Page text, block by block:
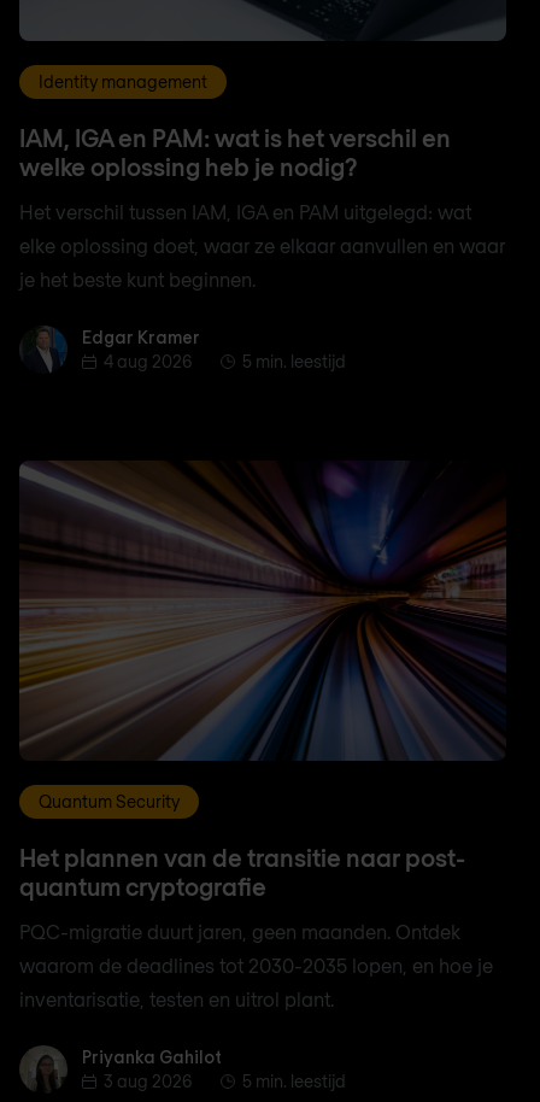
Identity management
IAM, IGA en PAM: wat is het verschil en
welke oplossing heb je nodig?
Het verschil tussen IAM, IGA en PAM uitgelegd: wat
elke oplossing doet, waar ze elkaar aanvullen en waar
je het beste kunt beginnen.
Edgar KramerEdgar Kramer
4 aug 2026
5 min. leestijd
Quantum Security
Het plannen van de transitie naar post-
quantum cryptografie
PQC-migratie duurt jaren, geen maanden. Ontdek
waarom de deadlines tot 2030-2035 lopen, en hoe je
inventarisatie, testen en uitrol plant.
Priyanka Gahilot
Priyanka Gahilot
3 aug 2026
5 min. leestijd